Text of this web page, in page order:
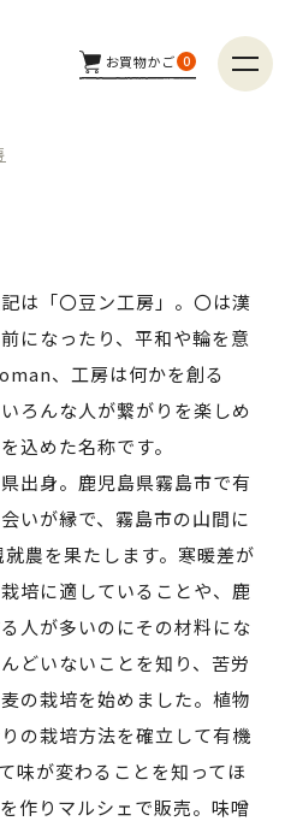
検索
お買物かご 0
は「〇豆ン工房」。〇は漢
になったり、平和や輪を意
、工房は何かを創る
ろんな人が繋がりを楽しめ
込めた名称です。
出身。鹿児島県霧島市で有
いが縁で、霧島市の山間に
農を果たします。寒暖差が
培に適していることや、鹿
人が多いのにその材料にな
どいないことを知り、苦労
の栽培を始めました。植物
の栽培方法を確立して有機
味が変わることを知ってほ
作りマルシェで販売。味噌